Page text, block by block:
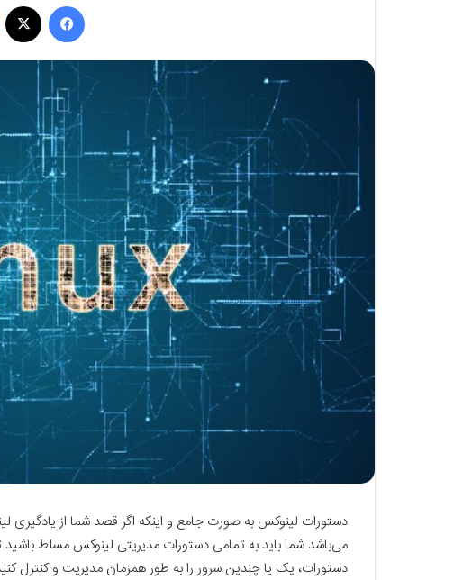
دستورات لینوکس به صورت جامع و اینکه اگر قصد شما از یادگیری
می‌باشد شما باید به تمامی دستورات مدیریتی لینوکس مسلط باشید
دستورات، یک یا چندین سرور را به طور همزمان مدیریت و کنترل